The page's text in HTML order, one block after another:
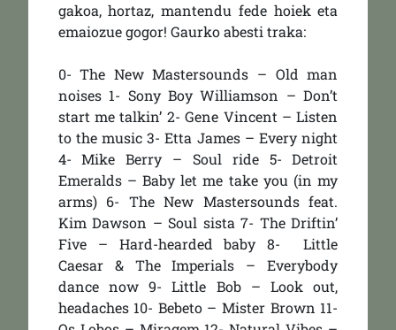
gakoa, hortaz, mantendu fede hoiek eta
emaiozue gogor! Gaurko abesti traka:
0- The New Mastersounds – Old man
noises 1- Sony Boy Williamson – Don’t
start me talkin’ 2- Gene Vincent – Listen
to the music 3- Etta James – Every night
4- Mike Berry – Soul ride 5- Detroit
Emeralds – Baby let me take you (in my
arms) 6- The New Mastersounds feat.
Kim Dawson – Soul sista 7- The Driftin’
Five – Hard-hearded baby 8- Little
Caesar & The Imperials – Everybody
dance now 9- Little Bob – Look out,
headaches 10- Bebeto – Mister Brown 11-